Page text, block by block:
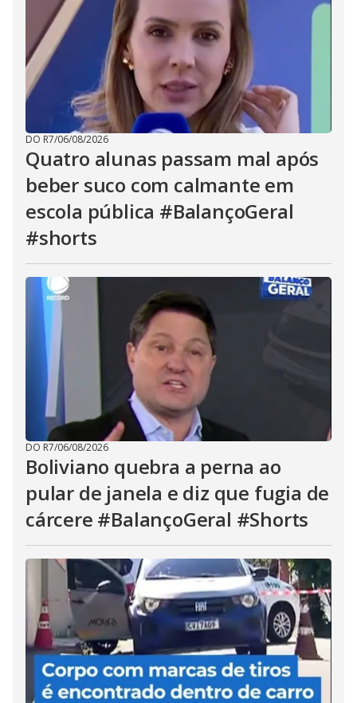
DO R7/06/08/2026
Quatro alunas passam mal após
beber suco com calmante em
escola pública #BalançoGeral
#shorts
DO R7/06/08/2026
Boliviano quebra a perna ao
pular de janela e diz que fugia de
cárcere #BalançoGeral #Shorts